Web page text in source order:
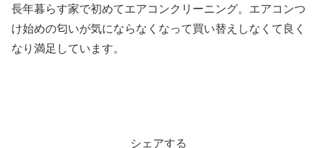
長年暮らす家で初めてエアコンクリーニング。エアコンつ
け始めの匂いが気にならなくなって買い替えしなくて良く
なり満足しています。
シェアする